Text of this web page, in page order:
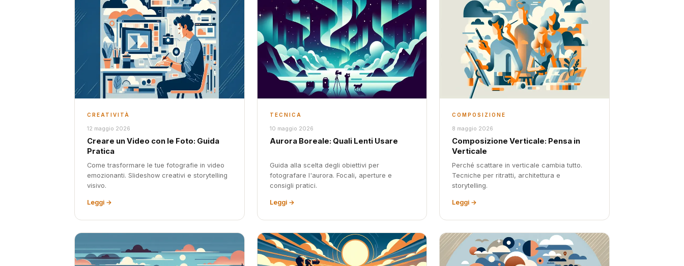
CREATIVITÀ
12 maggio 2026
Creare un Video con le Foto: Guida
Pratica
Come trasformare le tue fotografie in video
emozionanti. Slideshow creativi e storytelling
visivo.
Leggi →
TECNICA
10 maggio 2026
Aurora Boreale: Quali Lenti Usare
Guida alla scelta degli obiettivi per
fotografare l'aurora. Focali, aperture e
consigli pratici.
Leggi →
COMPOSIZIONE
8 maggio 2026
Composizione Verticale: Pensa in
Verticale
Perché scattare in verticale cambia tutto.
Tecniche per ritratti, architettura e
storytelling.
Leggi →